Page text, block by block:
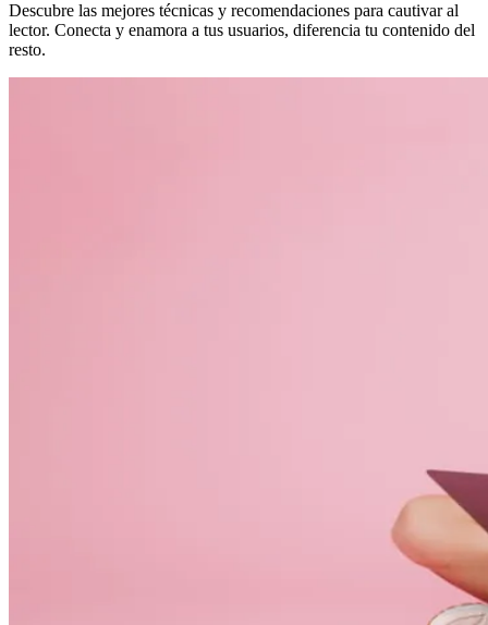
Descubre las mejores técnicas y recomendaciones para cautivar al
lector. Conecta y enamora a tus usuarios, diferencia tu contenido del
resto.